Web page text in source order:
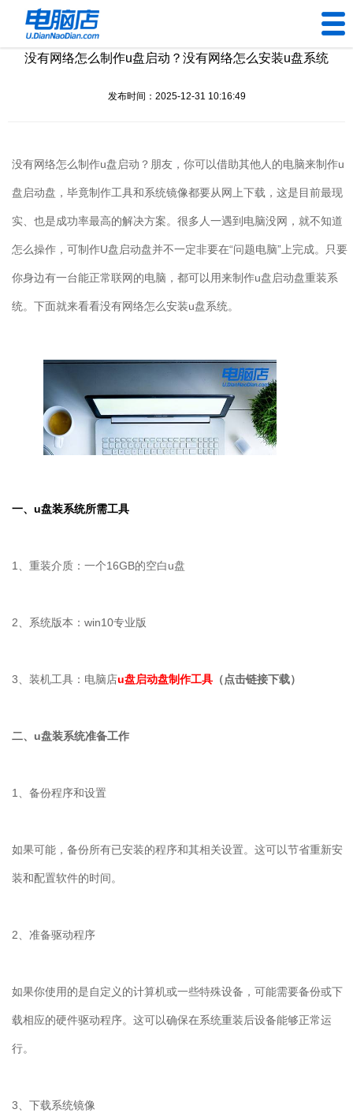
U盘工具
装机问题
电脑问题
没有网络怎么制作u盘启动？没有网络怎么安装u盘系统
发布时间：2025-12-31 10:16:49
没有网络怎么制作u盘启动？朋友，你可以借助其他人的电脑来制作u
盘启动盘，毕竟制作工具和系统镜像都要从网上下载，这是目前最现
实、也是成功率最高的解决方案。很多人一遇到电脑没网，就不知道
怎么操作，可制作U盘启动盘并不一定非要在“问题电脑”上完成。只要
你身边有一台能正常联网的电脑，都可以用来制作u盘启动盘重装系
统。下面就来看看没有网络怎么安装u盘系统。
一、 u盘装系统所需工具
1、重装介质：一个16GB的空白u盘
2、系统版本：win10专业版
3、装机工具：电脑店u盘启动盘制作工具 （点击链接下载）
二、u盘装系统准备工作
1、备份程序和设置
如果可能，备份所有已安装的程序和其相关设置。这可以节省重新安
装和配置软件的时间。
2、准备驱动程序
如果你使用的是自定义的计算机或一些特殊设备，可能需要备份或下
载相应的硬件驱动程序。这可以确保在系统重装后设备能够正常运
行。
3、下载系统镜像